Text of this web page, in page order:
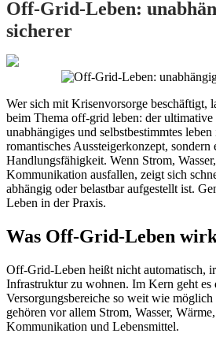
Off-Grid-Leben:
sicherer
Wer sich mit Krisenvorsorge beschäftigt,
beim Thema off-grid leben: der
unabhängiges und selbstbestimmtes
romantisches Aussteigerkonzept, sondern
Handlungsfähigkeit. Wenn Strom,
Kommunikation ausfallen, zeigt sich
abhängig oder belastbar aufgestellt ist.
Leben in der Praxis.
Was Off-Grid-Leben
Off-Grid-Leben heißt nicht automatisch,
Infrastruktur zu wohnen. Im Kern geht es
Versorgungsbereiche so weit wie möglich
gehören vor allem Strom, Wasser,
Kommunikation und Lebensmittel.